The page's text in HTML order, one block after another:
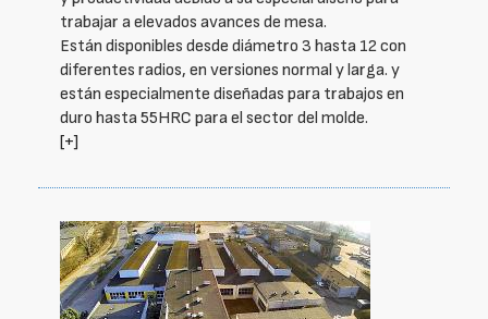
trabajar a elevados avances de mesa.
Están disponibles desde diámetro 3 hasta 12 con
diferentes radios, en versiones normal y larga. y
están especialmente diseñadas para trabajos en
duro hasta 55HRC para el sector del molde.
[+]